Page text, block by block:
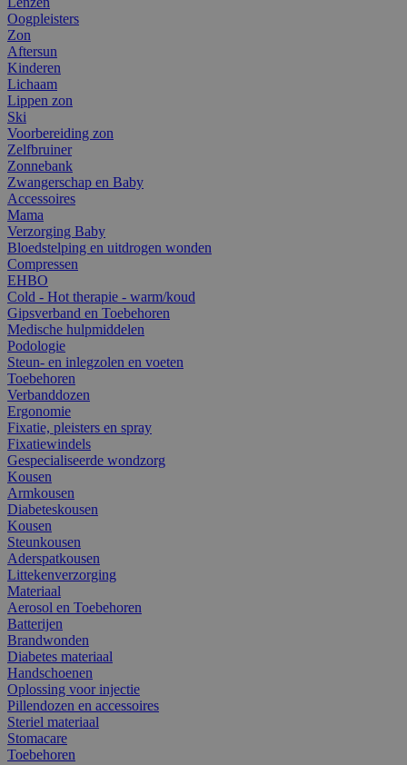
Oogpleisters
Zon
Aftersun
Kinderen
Lichaam
Lippen zon
Ski
Voorbereiding zon
Zelfbruiner
Zonnebank
Zwangerschap en Baby
Accessoires
Mama
Verzorging Baby
Bloedstelping en uitdrogen wonden
Compressen
EHBO
Cold - Hot therapie - warm/koud
Gipsverband en Toebehoren
Medische hulpmiddelen
Podologie
Steun- en inlegzolen en voeten
Toebehoren
Verbanddozen
Ergonomie
Fixatie, pleisters en spray
Fixatiewindels
Gespecialiseerde wondzorg
Kousen
Armkousen
Diabeteskousen
Kousen
Steunkousen
Aderspatkousen
Littekenverzorging
Materiaal
Aerosol en Toebehoren
Batterijen
Brandwonden
Diabetes materiaal
Handschoenen
Oplossing voor injectie
Pillendozen en accessoires
Steriel materiaal
Stomacare
Toebehoren